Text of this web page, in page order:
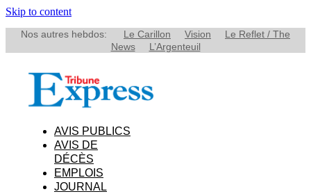
Skip to content
Nos autres hebdos: Le Carillon Vision
Le Reflet / The
News
L’Argenteuil
AVIS PUBLICS
AVIS DE
DÉCÈS
EMPLOIS
JOURNAL